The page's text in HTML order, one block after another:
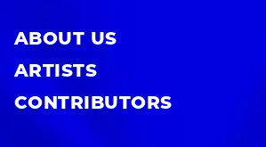
ABOUT US
ARTISTS
CONTRIBUTORS